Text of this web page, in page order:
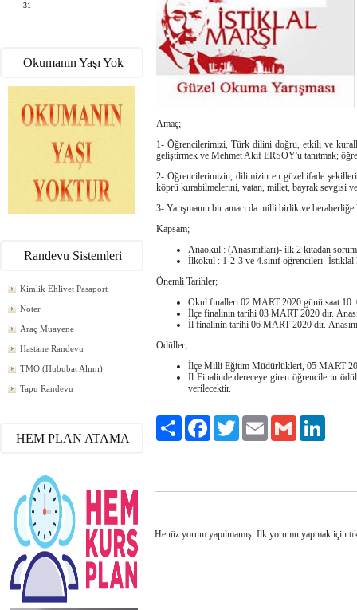
31
Okumanın Yaşı Yok
Randevu Sistemleri
Kimlik Ehliyet Pasaport
Noter
Araç Muayene
Hastane Randevu
TMO (Hububat Alımı)
Tapu Randevu
HEM PLAN ATAMA
Amaç;
1- Öğrencilerimizi, Türk dilini doğru, etkili ve
geliştirmek ve Mehmet Akif ERSOY'u tanıtmak;
2- Öğrencilerimizin, dilimizin en güzel ifade
köprü kurabilmelerini, vatan, millet, bayrak sevgisi ve
3- Yarışmanın bir amacı da milli birlik ve beraberliğe
Kapsam;
Anaokul : (Anasınıfları)- ilk 2 kıtadan
İlkokul : 1-2-3 ve 4.sınıf öğrencileri- İstiklal
Önemli Tarihler;
Okul finalleri 02 MART 2020 günü saat 10:
İlçe finalinin tarihi 03 MART 2020 dir.
İl finalinin tarihi 06 MART 2020 dir.
Ödüller;
İlçe Milli Eğitim Müdürlükleri, 05 MART
İl Finalinde dereceye giren öğrencilerin
verilecektir.
Paylaş FacebookTwitter Email Gmail
Henüz yorum yapılmamış. İlk yorumu yapmak için